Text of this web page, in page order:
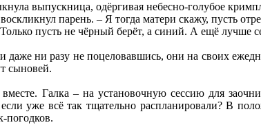
выпускница, одёргивая небесно-голубое
парень. – Я тогда матери скажу, пусть
пусть не чёрный берёт, а синий. А ещё лучше
даже ни разу не поцеловавшись, они на своих
сыновей.
Галка – на установочную сессию для
если уже всё так тщательно распланировали? В
погодков.